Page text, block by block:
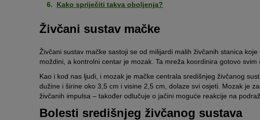
Kako spriječiti takva oboljenja?
Živčani sustav mačke
Živčani sustav mačke sastoji se od milijardi malih živčanih stanica
moždini, a kontrolni centar je mozak. Ta mreža koordinira gotovo svim
Kao i kod nas ljudi, i mozak je mačke centrala središnjeg živčanog
dužine i širine oko 3,5 cm i visine 2,5 cm, dolaze svi osjeti. Mozak je
živčanih impulsa – također odlučuje o jačini moguće reakcije na
Bolesti središnjeg živčanog sustava